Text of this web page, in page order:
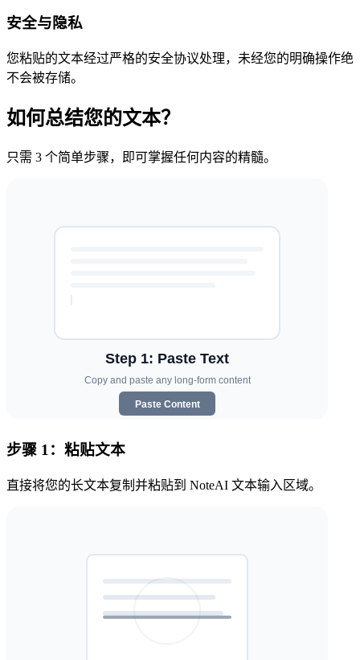
安全与隐私
您粘贴的文本经过严格的安全协议处理，未经您的明确操作绝
不会被存储。
如何总结您的文本？
只需 3 个简单步骤，即可掌握任何内容的精髓。
步骤 1：粘贴文本
直接将您的长文本复制并粘贴到 NoteAI 文本输入区域。